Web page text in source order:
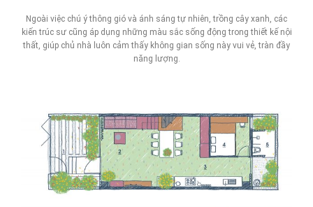
Ngoài việc chú ý thông gió và ánh sáng tự nhiên, trồng cây xanh, các
kiến trúc sư cũng áp dụng những màu sắc sống động trong thiết kế nội
thất, giúp chủ nhà luôn cảm thấy không gian sống này vui vẻ, tràn đầy
năng lượng.